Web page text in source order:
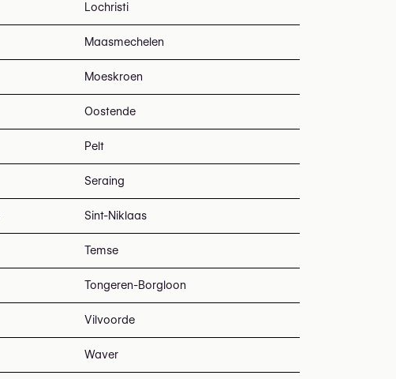
Lochristi
Maasmechelen
Moeskroen
Oostende
Pelt
Seraing
Sint-Niklaas
Temse
Tongeren-Borgloon
Vilvoorde
Waver